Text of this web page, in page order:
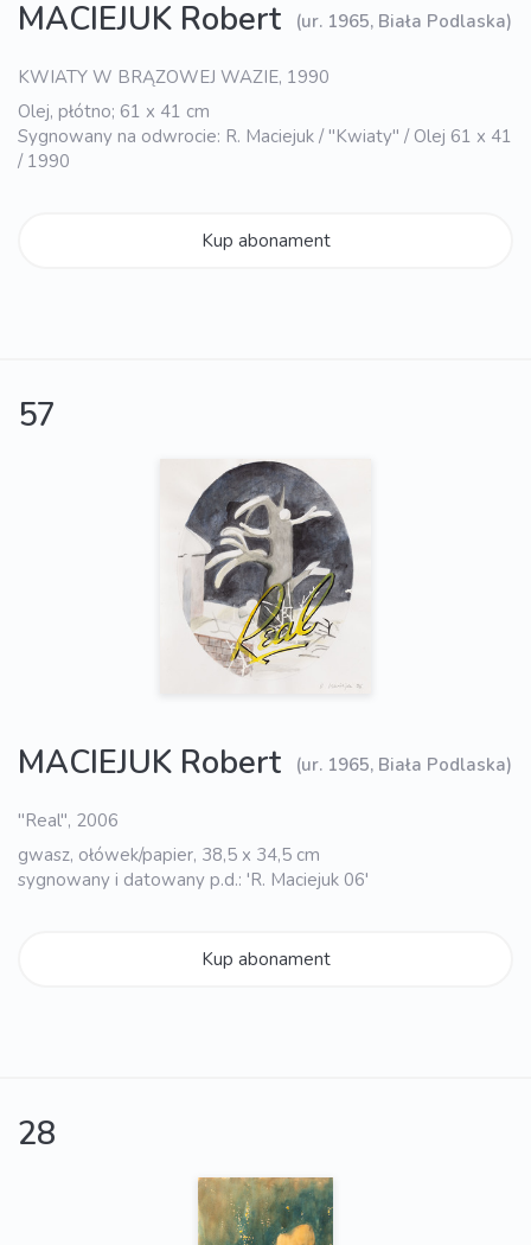
MACIEJUK Robert (ur. 1965, Biała Podlaska)
KWIATY W BRĄZOWEJ WAZIE, 1990
Olej, płótno; 61 x 41 cm
Sygnowany na odwrocie: R. Maciejuk / "Kwiaty" / Olej 61 x 41
/ 1990
Kup abonament
57
MACIEJUK Robert (ur. 1965, Biała Podlaska)
"Real", 2006
gwasz, ołówek/papier, 38,5 x 34,5 cm
sygnowany i datowany p.d.: 'R. Maciejuk 06'
Kup abonament
28